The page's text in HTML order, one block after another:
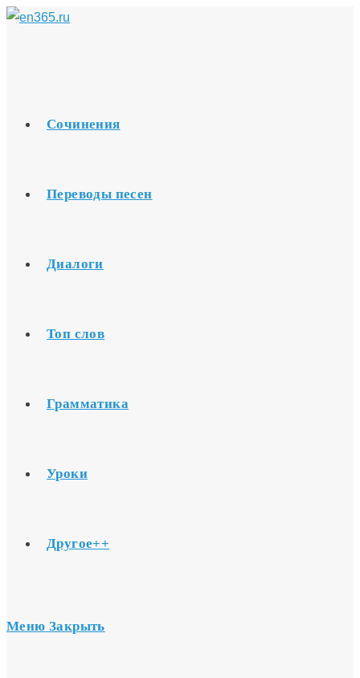
Перейти
Сочинения
Переводы песен
Диалоги
Топ слов
Грамматика
Уроки
Другое++
Меню Закрыть